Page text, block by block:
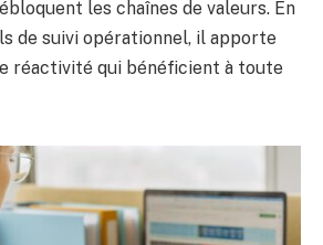
les chaînes de valeurs. En
de suivi opérationnel, il apporte
réactivité qui bénéficient à toute